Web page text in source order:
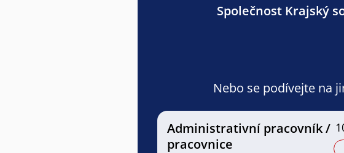
Společnost Krajský
Nebo se podívejte na
Administrativní pracovník /
pracovnice